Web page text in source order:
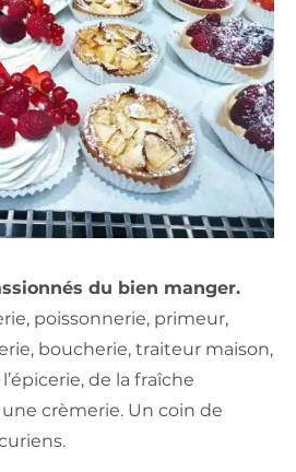
du bien manger.
poissonnerie, primeur,
boucherie, traiteur maison,
de la fraîche
crèmerie. Un coin de